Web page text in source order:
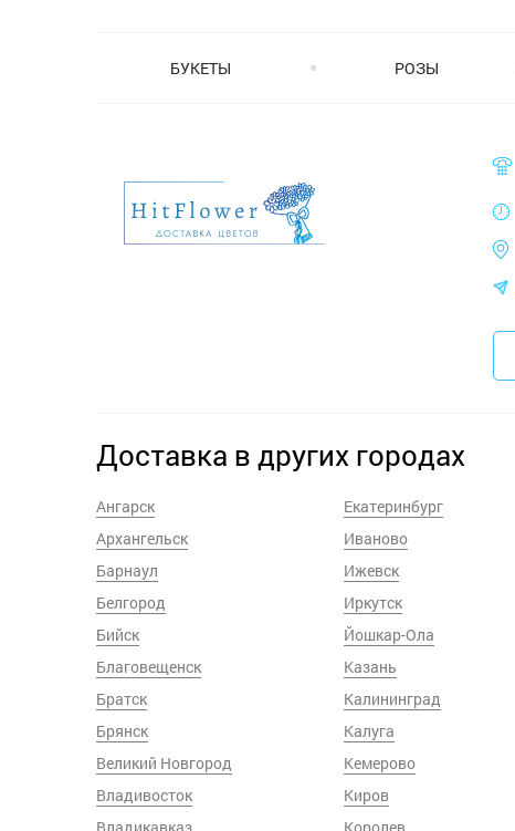
БУКЕТЫ РОЗЫ
Доставка в других городах
Ангарск
Архангельск
Барнаул
Белгород
Бийск
Благовещенск
Братск
Брянск
Великий Новгород
Владивосток
Екатеринбург
Иваново
Ижевск
Иркутск
Йошкар-Ола
Казань
Калининград
Калуга
Кемерово
Киров